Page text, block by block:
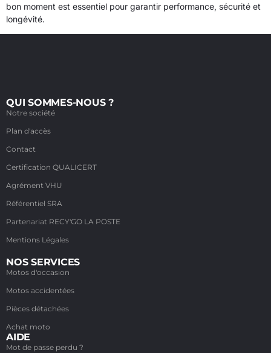
bon moment est essentiel pour garantir performance, sécurité et
longévité.
QUI SOMMES-NOUS ?
Notre société
Plan d'accès
Contact
Certification QUALICERT
Agrément VHU
Référentiel SRA
Partenariat RECY'GO LA POSTE
Mentions Légales
NOS SERVICES
Motos d'occasion
Motos accidentées
Pièces détachées
Achat moto
AIDE
Mot de passe perdu ?